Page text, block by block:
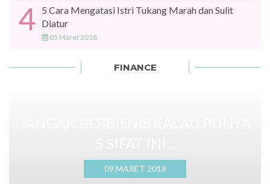
4 5 Cara Mengatasi Istri Tukang Marah dan Sulit
Diatur
05 Maret 2018
FINANCE
09 MARET 2018